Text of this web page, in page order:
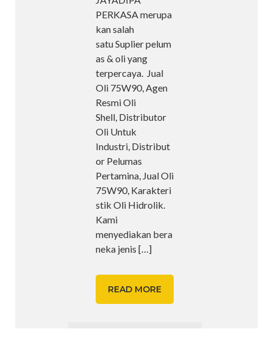
PERKASA merupa
kan salah
satu Suplier pelum
as & oli yang
terpercaya. Jual
Oli 75W90, Agen
Resmi Oli
Shell, Distributor
Oli Untuk
Industri, Distribut
or Pelumas
Pertamina, Jual Oli
75W90, Karakteri
stik Oli Hidrolik.
Kami
menyediakan bera
neka jenis […]
READ MORE